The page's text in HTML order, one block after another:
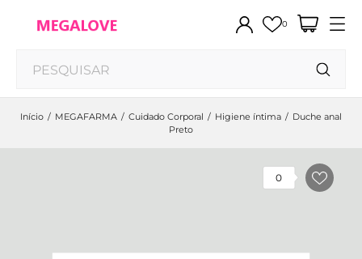
0
Início MEGAFARMA Cuidado Corporal Higiene íntima
Duche anal
Preto
0